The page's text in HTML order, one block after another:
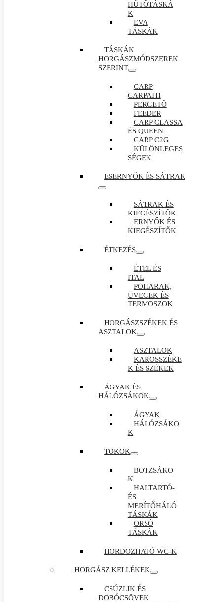
HŰTŐTÁSKÁ
K
EVA
TÁSKÁK
TÁSKÁK
HORGÁSZMÓDSZEREK
SZERINT
CARP
CARPATH
PERGETŐ
FEEDER
CARP CLASSA
ÉS QUEEN
CARP C2G
KÜLÖNLEGES
SÉGEK
ESERNYŐK ÉS SÁTRAK
SÁTRAK ÉS
KIEGÉSZÍTŐK
ERNYŐK ÉS
KIEGÉSZÍTŐK
ÉTKEZÉS
ÉTEL ÉS
ITAL
POHARAK,
ÜVEGEK ÉS
TERMOSZOK
HORGÁSZSZÉKEK ÉS
ASZTALOK
ASZTALOK
KAROSSZÉKE
K ÉS SZÉKEK
ÁGYAK ÉS
HÁLÓZSÁKOK
ÁGYAK
HÁLÓZSÁKO
K
TOKOK
BOTZSÁKO
K
HALTARTÓ-
ÉS
MERÍTŐHÁLÓ
TÁSKÁK
ORSÓ
TÁSKÁK
HORDOZHATÓ WC-K
HORGÁSZ KELLÉKEK
CSÚZLIK ÉS
DOBÓCSÖVEK